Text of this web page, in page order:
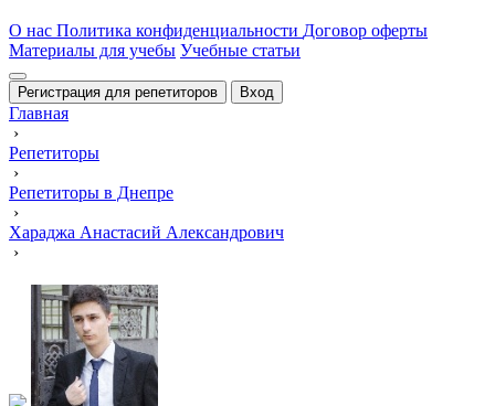
О нас Политика конфиденциальности Договор оферты
Материалы для учебы Учебные статьи
Регистрация для репетиторов Вход
Главная
›
Репетиторы
›
Репетиторы в Днепре
›
Хараджа Анастасий Александрович
›